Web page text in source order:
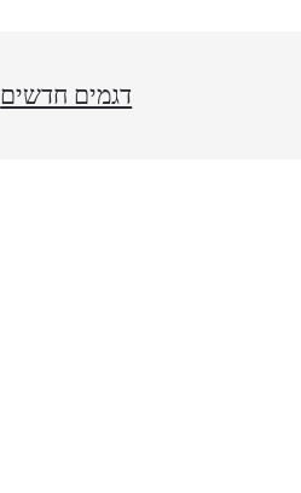
דגמים חדשים